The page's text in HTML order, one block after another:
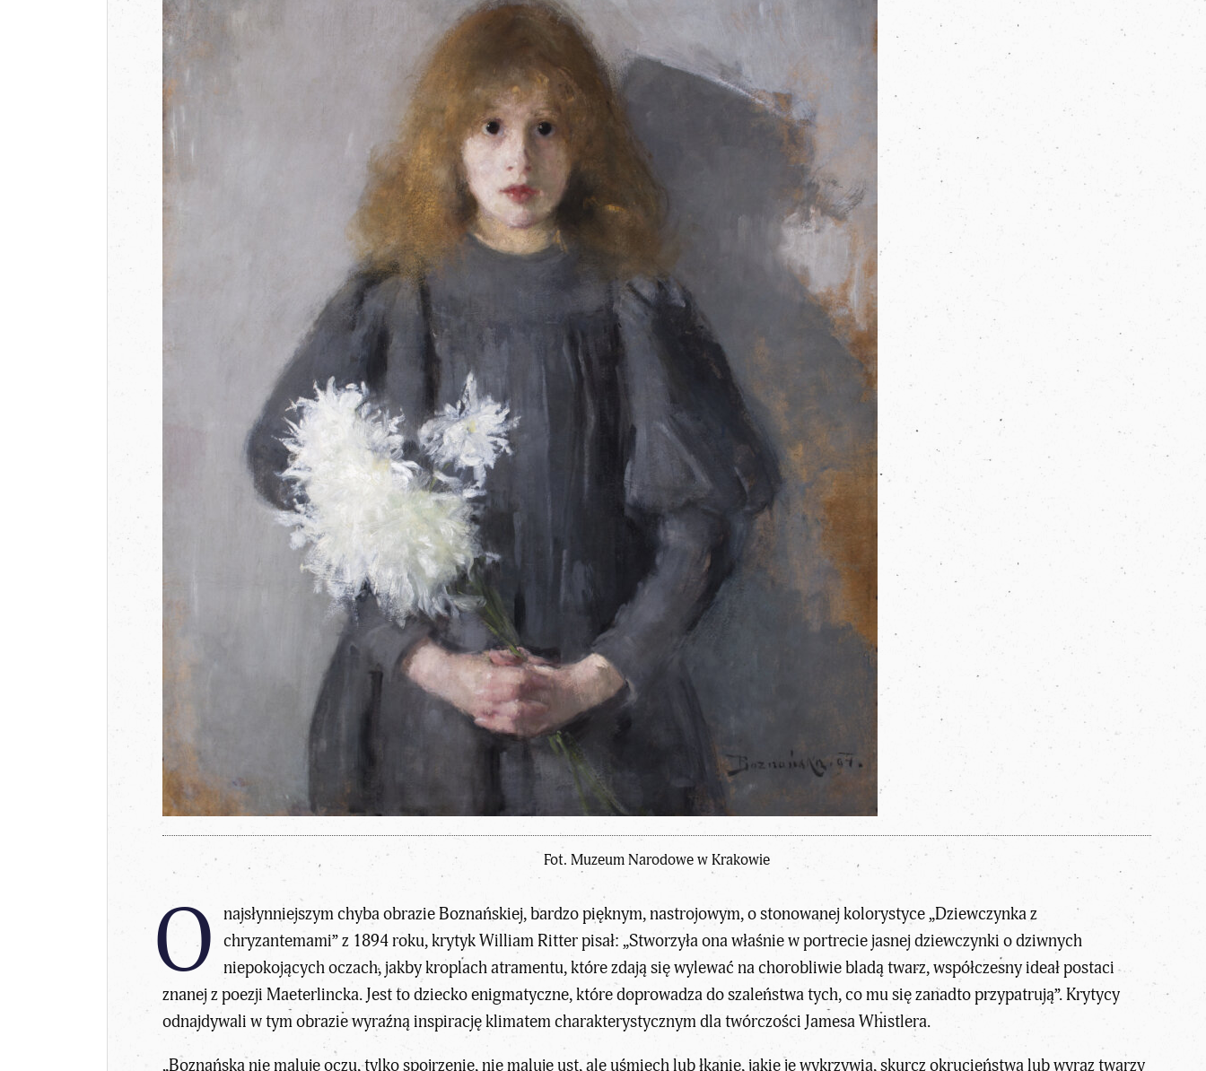
Fot. Muzeum Narodowe w Krakowie
O najsłynniejszym chyba obrazie Boznańskiej, bardzo pięknym, nastrojowym, o stonowanej kolorystyce „Dziewczynka z
chryzantemami” z 1894 roku, krytyk William Ritter pisał: „Stworzyła ona właśnie w portrecie jasnej dziewczynki o dziwnych
niepokojących oczach, jakby kroplach atramentu, które zdają się wylewać na chorobliwie bladą twarz, współczesny ideał postaci
znanej z poezji Maeterlincka. Jest to dziecko enigmatyczne, które doprowadza do szaleństwa tych, co mu się zanadto przypatrują”. Krytycy
odnajdywali w tym obrazie wyraźną inspirację klimatem charakterystycznym dla twórczości Jamesa Whistlera.
„Boznańska nie maluje oczu, tylko spojrzenie, nie maluje ust, ale uśmiech lub łkanie, jakie je wykrzywia, skurcz okrucieństwa lub wyraz twarzy